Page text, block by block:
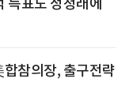
참의장, 출구전략